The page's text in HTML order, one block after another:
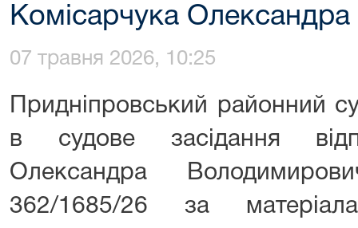
Комісарчука
07 травня 2026, 10:25
Придніпровський районний
в судове засідання
Олександра
362/1685/26 за